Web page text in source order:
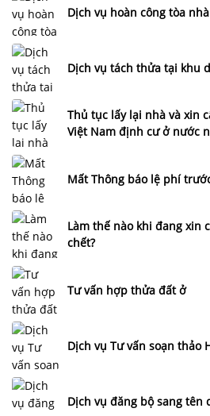
Dịch vụ hoàn công tòa
Dịch vụ tách thửa tại khu
Thủ tục lấy lại nhà và xin
Việt Nam định cư ở nước
Mất Thông báo lệ phí
Làm thế nào khi đang xin
chết?
Tư vấn hợp thửa đất ở
Dịch vụ Tư vấn soạn thảo
Dịch vụ đăng bộ sang tên